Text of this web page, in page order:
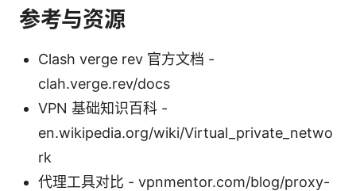
参考与资源
Clash verge rev 官方文档 -
clah.verge.rev/docs
VPN 基础知识百科 -
en.wikipedia.org/wiki/Virtual_private_netwo
rk
代理工具对比 - vpnmentor.com/blog/proxy-